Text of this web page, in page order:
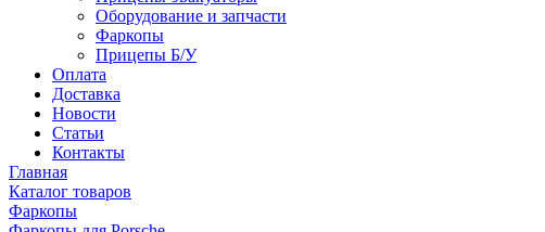
Оборудование и запчасти
Фаркопы
Прицепы Б/У
Оплата
Доставка
Новости
Статьи
Контакты
Главная
Каталог товаров
Фаркопы